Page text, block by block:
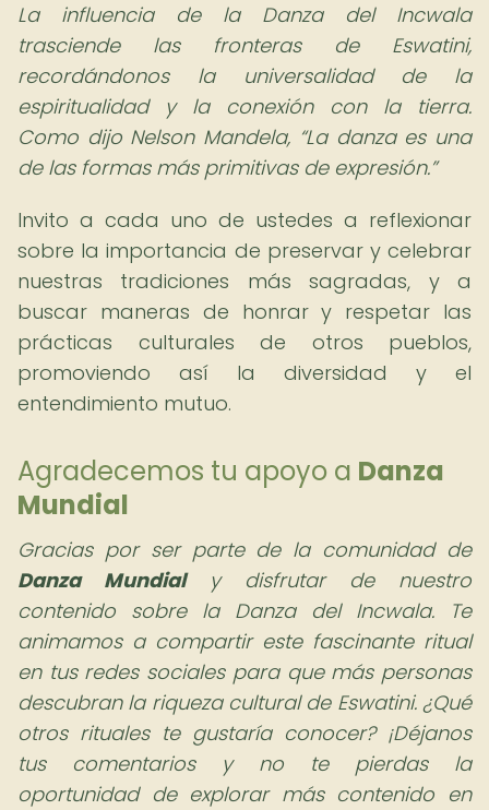
La influencia de la Danza del Incwala
trasciende las fronteras de Eswatini,
recordándonos la universalidad de la
espiritualidad y la conexión con la tierra.
Como dijo Nelson Mandela, La danza es una
de las formas más primitivas de expresión.
Invito a cada uno de ustedes a reflexionar
sobre la importancia de preservar y celebrar
nuestras tradiciones más sagradas, y a
buscar maneras de honrar y respetar las
prácticas culturales de otros pueblos,
promoviendo así la diversidad y el
entendimiento mutuo.
Agradecemos tu apoyo a Danza
Mundial
Gracias por ser parte de la comunidad de
Danza Mundialy disfrutar de nuestro
contenido sobre la Danza del Incwala. Te
animamos a compartir este fascinante ritual
en tus redes sociales para que más personas
descubran la riqueza cultural de Eswatini. ¿Qué
otros rituales te gustaría conocer? ¡Déjanos
tus comentarios y no te pierdas la
oportunidad de explorar más contenido en